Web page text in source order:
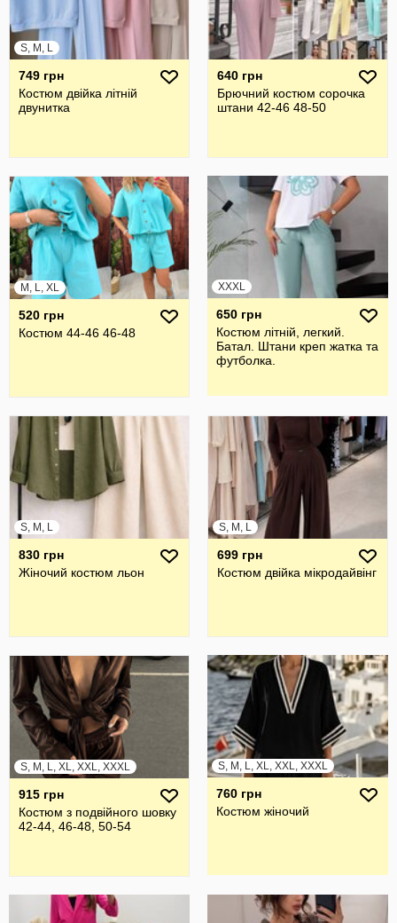
S, M, L
749 грн
Костюм двійка літній
двунитка
640 грн
Брючний костюм сорочка
штани 42-46 48-50
M, L, XL
520 грн
Костюм 44-46 46-48
XXXL
650 грн
Костюм літній, легкий.
Батал. Штани креп жатка та
футболка.
S, M, L
830 грн
Жіночий костюм льон
S, M, L
699 грн
Костюм двійка мікродайвінг
S, M, L, XL, XXL, XXXL
915 грн
Костюм з подвійного шовку
42-44, 46-48, 50-54
S, M, L, XL, XXL, XXXL
760 грн
Костюм жіночий